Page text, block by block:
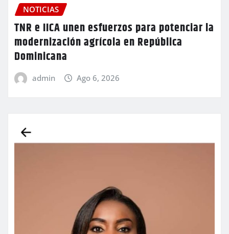
NOTICIAS
TNR e IICA unen esfuerzos para potenciar la
modernización agrícola en República
Dominicana
admin Ago 6, 2026